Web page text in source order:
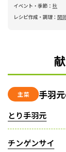
イベント・季節： 秋
レシピ作成・調理： 関
主菜 手羽
とり手羽元
チンゲンサイ